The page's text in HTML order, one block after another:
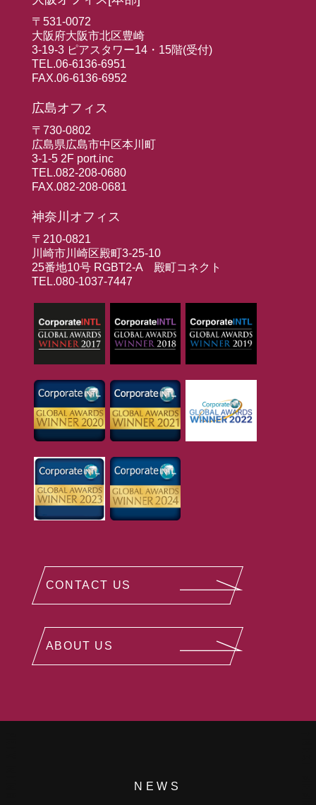
〒531-0072
大阪府大阪市北区豊崎
3-19-3 ピアスタワー14・15階(受付)
TEL.06-6136-6951
FAX.06-6136-6952
広島オフィス
〒730-0802
広島県広島市中区本川町
3-1-5 2F port.inc
TEL.082-208-0680
FAX.082-208-0681
神奈川オフィス
〒210-0821
川崎市川崎区殿町3-25-10
25番地10号 RGBT2-A 殿町コネクト
TEL.080-1037-7447
CONTACT US
ABOUT US
NEWS